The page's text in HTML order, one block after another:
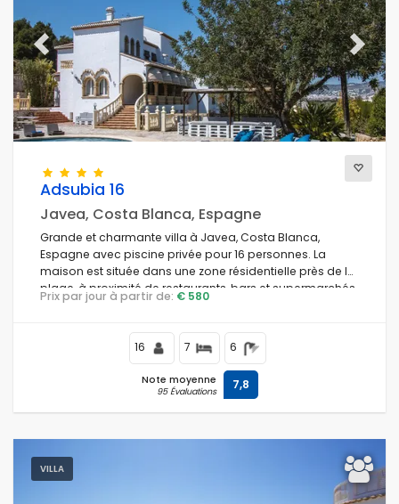
Previous Next
Adsubia 16
Javea, Costa Blanca, Espagne
Grande et charmante villa à Javea, Costa Blanca,
Espagne avec piscine privée pour 16 personnes. La
maison est située dans une zone résidentielle près de la
plage, à proximité de restaurants, bars et supermarchés,
à 1 km de la plage El Arenal, Javea et à 1 km de la mer
Prix par jour à partir de: € 580
16 7 6
Note moyenne
95 Évaluations 7,8
VILLA